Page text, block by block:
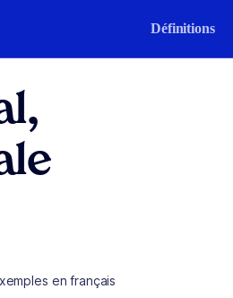
Définitions
en français